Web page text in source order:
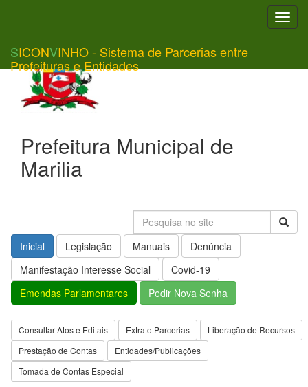
SICONVINHO - Sistema de Parcerias entre
Prefeituras e Entidades
Prefeitura Municipal de
Marilia
Inicial Legislação Manuais
Denúncia
Manifestação Interesse Social
Covid-19
Emendas Parlamentares
Pedir Nova Senha
Consultar Atos e Editais Extrato Parcerias
Liberação de Recursos
Prestação de Contas
Entidades/Publicações
Tomada de Contas Especial